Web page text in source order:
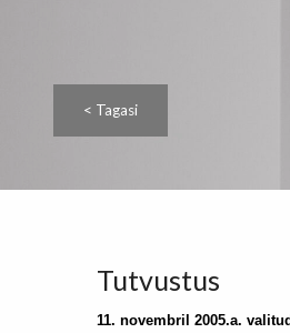
< Tagasi
Tutvustus
11. novembril 2005.a.